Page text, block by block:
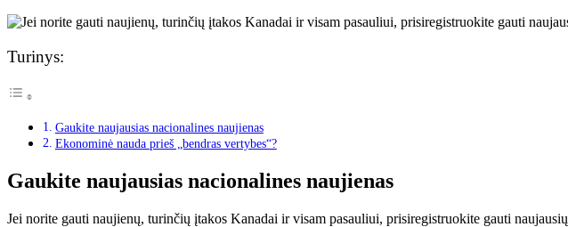
Turinys:
Gaukite naujausias nacionalines naujienas
Ekonominė nauda prieš „bendras vertybes“?
Gaukite naujausias nacionalines naujienas
Jei norite gauti naujienų, turinčių įtakos Kanadai ir visam pasauliui, prisiregistruokite gauti